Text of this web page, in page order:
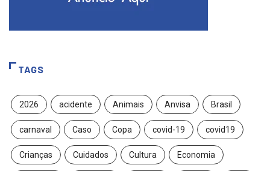
TAGS
2026 acidente Animais Anvisa Brasil
carnaval Caso Copa covid-19 covid19
Crianças Cuidados Cultura Economia